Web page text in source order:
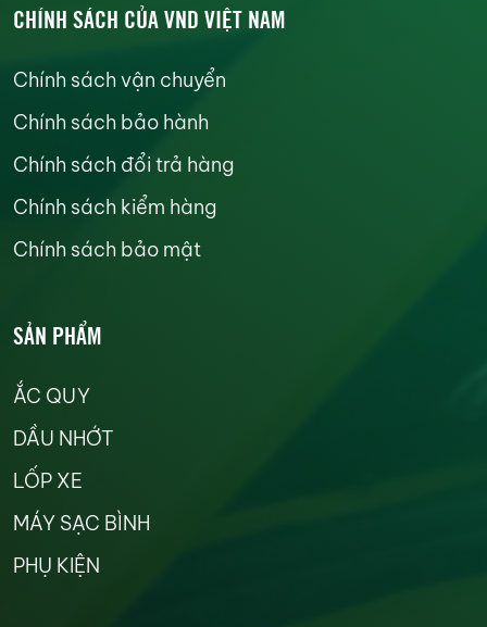
CHÍNH SÁCH CỦA VND VIỆT NAM
Chính sách vận chuyển
Chính sách bảo hành
Chính sách đổi trả hàng
Chính sách kiểm hàng
Chính sách bảo mật
SẢN PHẨM
ẮC QUY
DẦU NHỚT
LỐP XE
MÁY SẠC BÌNH
PHỤ KIỆN